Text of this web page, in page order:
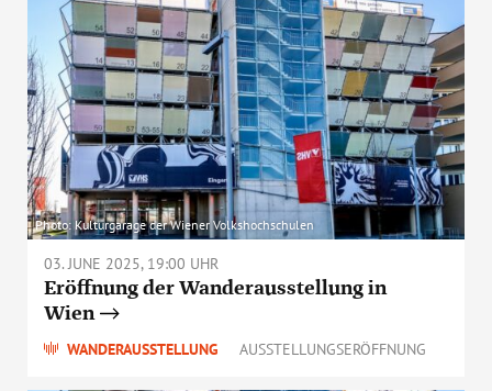
Photo: Kulturgarage der Wiener Volkshochschulen
03. JUNE 2025, 19:00 UHR
Eröffnung der Wanderausstellung in
Wien
WANDERAUSSTELLUNG AUSSTELLUNGSERÖFFNUNG